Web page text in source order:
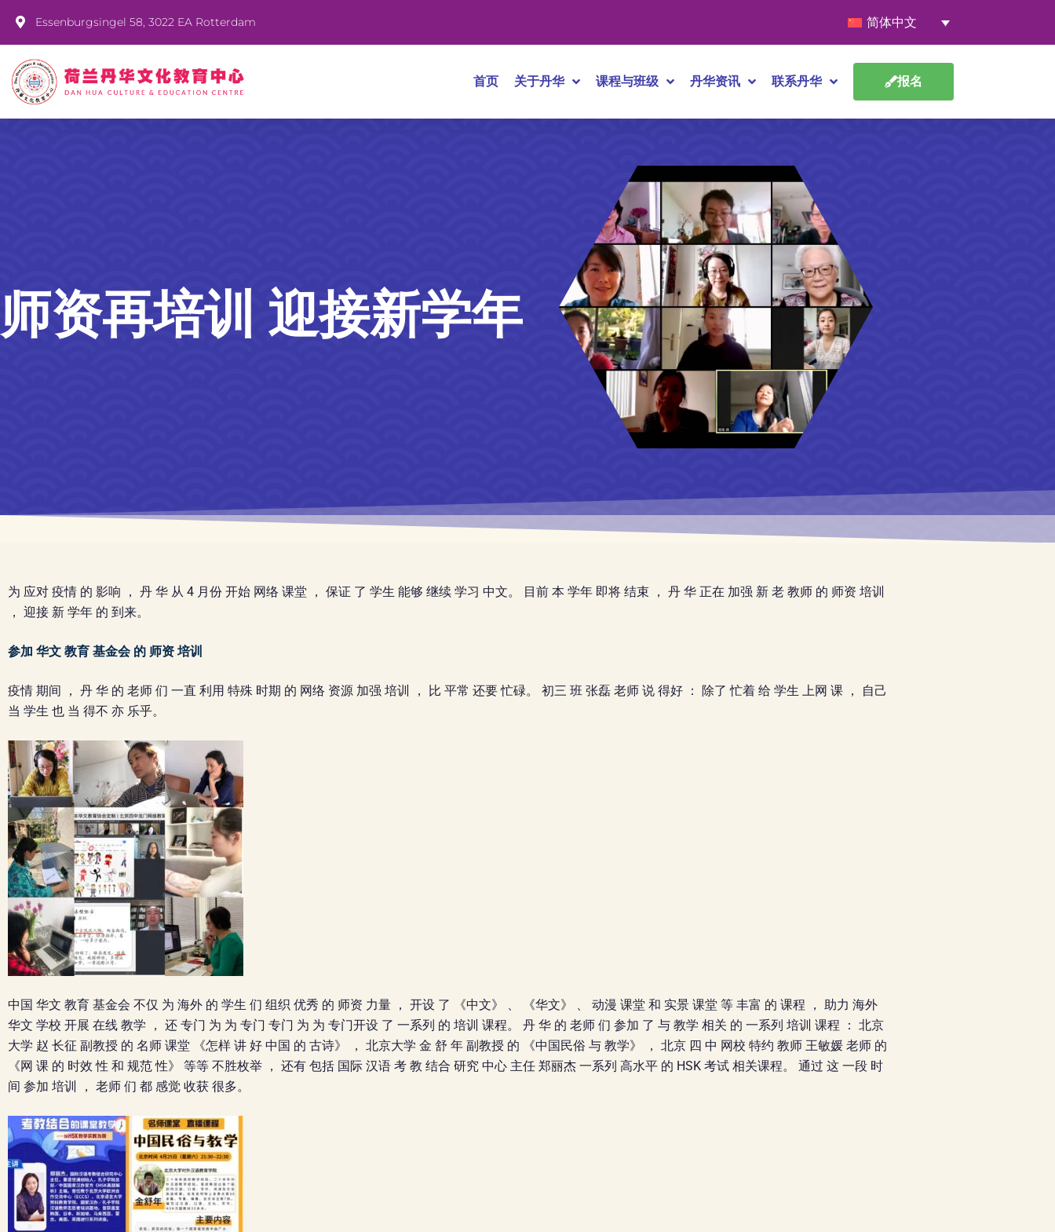
Essenburgsingel 58, 3022 EA Rotterdam 简体中文
首页 关于丹华 课程与班级 丹华资讯 联系丹华 报名
师资再培训 迎接新学年
为 应对 疫情 的 影响 ， 丹 华 从 4 月份 开始 网络 课堂 ， 保证 了 学生 能够 继续 学习 中文。 目前 本 学年 即将 结束 ， 丹 华 正在 加强 新 老 教师 的 师资 培训
， 迎接 新 学年 的 到来。
参加 华文 教育 基金会 的 师资 培训
疫情 期间 ， 丹 华 的 老师 们 一直 利用 特殊 时期 的 网络 资源 加强 培训 ， 比 平常 还要 忙碌。 初三 班 张磊 老师 说 得好 ： 除了 忙着 给 学生 上网 课 ， 自己
当 学生 也 当 得不 亦 乐乎。
中国 华文 教育 基金会 不仅 为 海外 的 学生 们 组织 优秀 的 师资 力量 ， 开设 了 《中文》 、 《华文》 、 动漫 课堂 和 实景 课堂 等 丰富 的 课程 ， 助力 海外
华文 学校 开展 在线 教学 ， 还 专门 为 为 专门 专门 为 为 专门开设 了 一系列 的 培训 课程。 丹 华 的 老师 们 参加 了 与 教学 相关 的 一系列 培训 课程 ： 北京
大学 赵 长征 副教授 的 名师 课堂 《怎样 讲 好 中国 的 古诗》 ， 北京大学 金 舒 年 副教授 的 《中国民俗 与 教学》 ， 北京 四 中 网校 特约 教师 王敏媛 老师 的
《网 课 的 时效 性 和 规范 性》 等等 不胜枚举 ， 还有 包括 国际 汉语 考 教 结合 研究 中心 主任 郑丽杰 一系列 高水平 的 HSK 考试 相关课程。 通过 这 一段 时
间 参加 培训 ， 老师 们 都 感觉 收获 很多。